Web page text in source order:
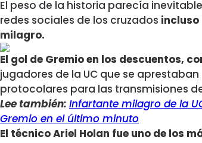
El peso de la historia parecía
redes sociales de los cruzados incluso
milagro.
El gol de Gremio en los descuentos,
jugadores de la UC que se
protocolares para las transmisiones
Lee también: Infartante milagro de la
Gremio en el último minuto
El técnico Ariel Holan fue uno de los